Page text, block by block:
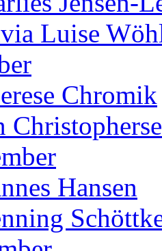
Luise
Chromik
Hansen